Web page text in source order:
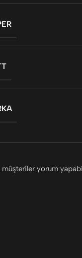
müşteriler yorum